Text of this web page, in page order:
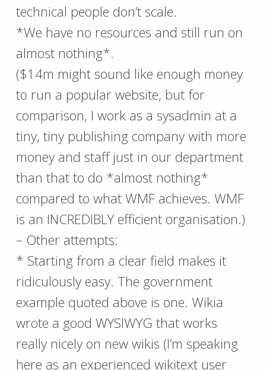
technical people don’t scale.
*We have no resources and still run on
almost nothing*.
($14m might sound like enough money
to run a popular website, but for
comparison, I work as a sysadmin at a
tiny, tiny publishing company with more
money and staff just in our department
than that to do *almost nothing*
compared to what WMF achieves. WMF
is an INCREDIBLY efficient organisation.)
– Other attempts:
* Starting from a clear field makes it
ridiculously easy. The government
example quoted above is one. Wikia
wrote a good WYSIWYG that works
really nicely on new wikis (I’m speaking
here as an experienced wikitext user